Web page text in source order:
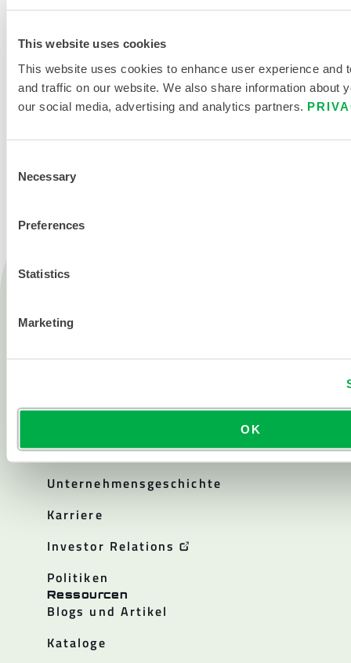
This website uses cookies
This website uses cookies to enhance user experience and
and traffic on our website. We also share information about
our social media, advertising and analytics partners.
Selection
Necessary
Preferences
Statistics
Marketing
OK
Produkte
Chemisch
Über Lakeland
Unternehmensgeschichte
Karriere
Investor Relations
Politiken
Ressourcen
Blogs und Artikel
Kataloge